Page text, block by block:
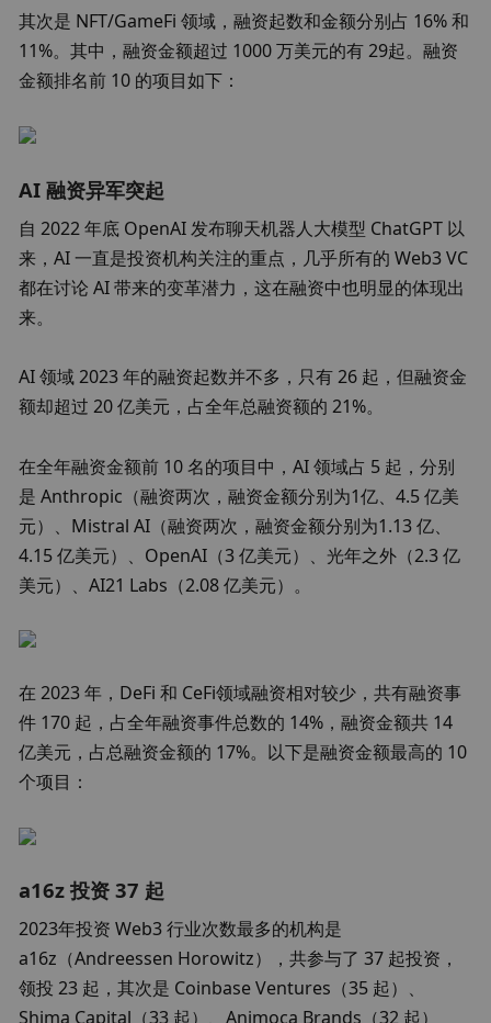
其次是 NFT/GameFi 领域，融资起数和金额分别占 16% 和
11%。其中，融资金额超过 1000 万美元的有 29起。融资
金额排名前 10 的项目如下：
AI 融资异军突起
自 2022 年底 OpenAI 发布聊天机器人大模型 ChatGPT 以
来，AI 一直是投资机构关注的重点，几乎所有的 Web3 VC
都在讨论 AI 带来的变革潜力，这在融资中也明显的体现出
来。
AI 领域 2023 年的融资起数并不多，只有 26 起，但融资金
额却超过 20 亿美元，占全年总融资额的 21%。
在全年融资金额前 10 名的项目中，AI 领域占 5 起，分别
是 Anthropic（融资两次，融资金额分别为1亿、4.5 亿美
元）、Mistral AI（融资两次，融资金额分别为1.13 亿、
4.15 亿美元）、OpenAI（3 亿美元）、光年之外（2.3 亿
美元）、AI21 Labs（2.08 亿美元）。
在 2023 年，DeFi 和 CeFi领域融资相对较少，共有融资事
件 170 起，占全年融资事件总数的 14%，融资金额共 14
亿美元，占总融资金额的 17%。以下是融资金额最高的 10
个项目：
a16z 投资 37 起
2023年投资 Web3 行业次数最多的机构是
a16z（Andreessen Horowitz），共参与了 37 起投资，
领投 23 起，其次是 Coinbase Ventures（35 起）、
Shima Capital（33 起）、Animoca Brands（32 起）